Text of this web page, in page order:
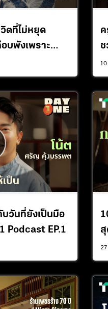
ตที่ไม่หยุด
บพังเพราะ
EP.3
วันที่ยังเป็นมือ
Podcast EP.1